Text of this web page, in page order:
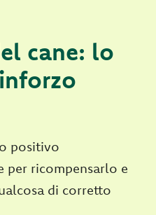
cane: lo
positivo
per ricompensarlo e
di corretto